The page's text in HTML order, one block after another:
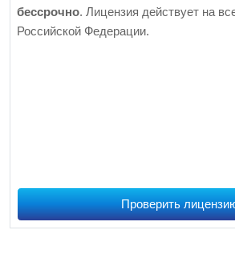
бессрочно. Лицензия действует на
Российской Федерации.
Проверить